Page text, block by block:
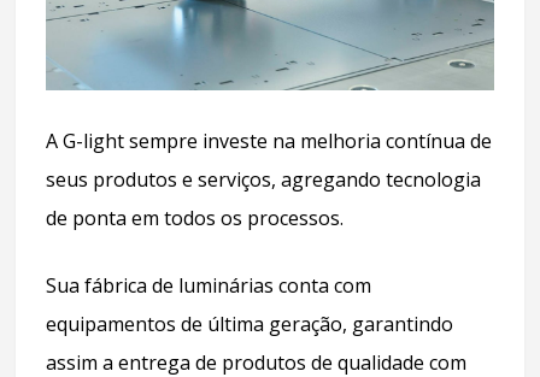
A G-light sempre investe na melhoria contínua de
seus produtos e serviços, agregando tecnologia
de ponta em todos os processos.
Sua fábrica de luminárias conta com
equipamentos de última geração, garantindo
assim a entrega de produtos de qualidade com